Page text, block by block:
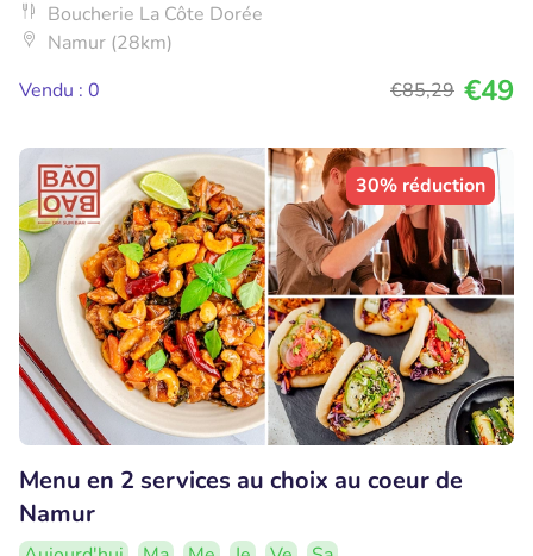
Boucherie La Côte Dorée
Namur (28km)
Vendu : 0
€85,29 €49
30% réduction
Menu en 2 services au choix au coeur de
Namur